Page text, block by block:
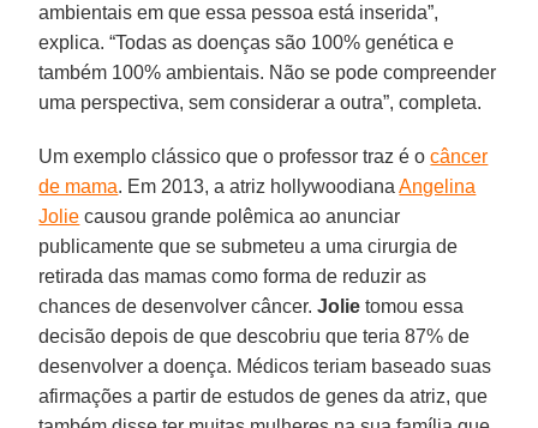
ambientais em que essa pessoa está inserida”,
explica. “Todas as doenças são 100% genética e
também 100% ambientais. Não se pode compreender
uma perspectiva, sem considerar a outra”, completa.
Um exemplo clássico que o professor traz é ocâncer
de mama. Em 2013, a atriz hollywoodianaAngelina
Jolie causou grande polêmica ao anunciar
publicamente que se submeteu a uma cirurgia de
retirada das mamas como forma de reduzir as
chances de desenvolver câncer.Jolie tomou essa
decisão depois de que descobriu que teria 87% de
desenvolver a doença. Médicos teriam baseado suas
afirmações a partir de estudos de genes da atriz, que